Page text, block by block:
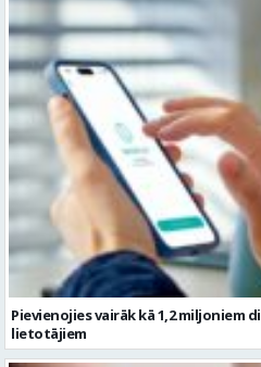
Pievienojies vairāk kā 1,2 miljoniem
lietotājiem